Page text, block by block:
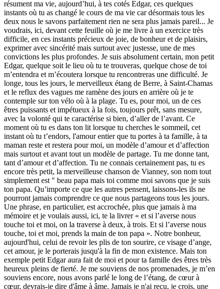
résument ma vie, aujourd’hui, à tes cotés Edgar, ces quelques
instants où tu as changé le cours de ma vie car désormais tous les
deux nous le savons parfaitement rien ne sera plus jamais pareil... Je
voudrais, ici, devant cette feuille où je me livre à un exercice très
difficile, en ces instants précieux de joie, de bonheur et de plaisirs,
exprimer avec sincérité mais surtout avec justesse, une de mes
convictions les plus profondes. Je suis absolument certain, mon petit
Edgar, quelque soit le lieu où tu te trouveras, quelque chose de toi
m’entendra et m’écoutera lorsque tu rencontreras une difficulté. Je
longe, tous les jours, le merveilleux étang de Berre, à Saint-Chamas
et le reflux des vagues me ramène des jours en arrière où je te
contemple sur ton vélo où à la plage. Tu es, pour moi, un de ces
êtres puissants et impétueux à la fois, toujours prêt, sans mesure,
avec la volonté qui te caractérise si bien, d’aller de l’avant. Ce
moment où tu es dans ton lit lorsque tu cherches le sommeil, cet
instant où tu t’endors, l'amour entier que tu portes à ta famille, à ta
maman reste et restera pour moi, un modèle d’amour et d’affection
mais surtout et avant tout un modèle de partage. Tu me donne tant,
tant d’amour et d’affection. Tu ne connais certainement pas, tu es
encore très petit, la merveilleuse chanson de Vianney, son nom tout
simplement est " beau papa mais toi comme moi savons que je suis
ton papa. Qu’importe ce que les autres pensent, laissons-les ils ne
pourront jamais comprendre ce que nous partageons tous les jours.
Une phrase, en particulier, est accrochée, plus que jamais à ma
mémoire et je voulais aussi, ici, te la livrer « et si l’averse nous
touche toi et moi, on la traverse à deux, à trois. Et si l’averse nous
touche, toi et moi, prends la main de ton papa ». Notre bonheur,
aujourd'hui, celui de revoir les plis de ton sourire, ce visage d’ange,
cet amour, je le porterais jusqu'à la fin de mon existence. Mais ton
exemple petit Edgar aura fait de moi et pour ta famille des êtres très
heureux pleins de fierté. Je me souviens de nos promenades, je m’en
souviens encore, nous avons parlé le long de l’étang, de cœur à
cœur, devrais-je dire d'âme à âme. Jamais je n'ai reçu, je crois, une